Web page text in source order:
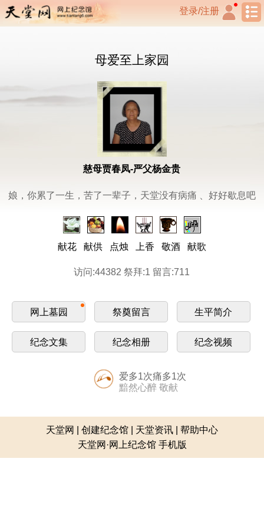
登录/注册
母爱至上家园
慈母贾春凤-严父杨金贵
娘，你累了一生，苦了一辈子，天堂没有病痛 、好好歇息吧
献花 献供 点烛 上香 敬酒 献歌
访问:44382 祭拜:1 留言:711
网上墓园 祭奠留言 生平简介
纪念文集 纪念相册 纪念视频
爱多1次痛多1次
黯然心醉 敬献
天堂网 创建纪念馆 天堂资讯
帮助中心
天堂网·网上纪念馆 手机版